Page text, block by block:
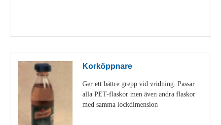
Korköppnare
Ger ett bättre grepp vid vridning. Passar
alla PET-flaskor men även andra flaskor
med samma lockdimension